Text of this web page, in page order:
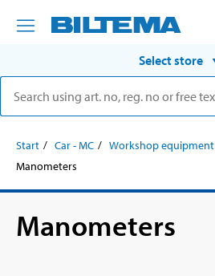
Select store
Start Car - MC Workshop equipment
Manometers
Manometers